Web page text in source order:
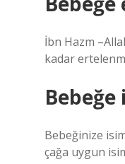
İbn Hazm
kadar
Bebeğinize
çağa uygun